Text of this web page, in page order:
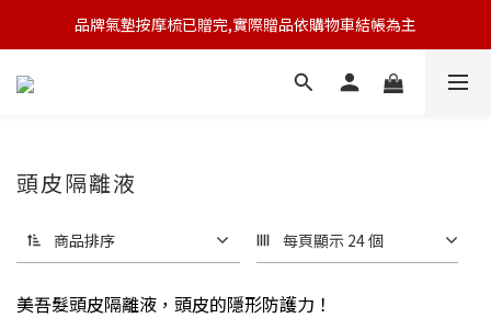
🆕 新會員註冊開卡送9折券 💰
品牌氣墊按摩梳已贈完,實際贈品依購物車結帳為主
🆕 新會員註冊開卡送9折券 💰
頭皮隔離液
商品排序 每頁顯示 24 個
美吾髮頭皮隔離液，頭皮的隱形防護​​力！